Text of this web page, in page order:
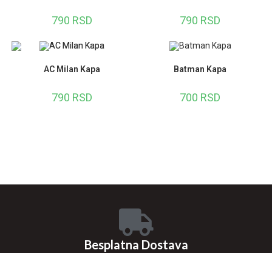
790 RSD 790 RSD
AC Milan Kapa
790 RSD
Batman Kapa
700 RSD
Besplatna Dostava